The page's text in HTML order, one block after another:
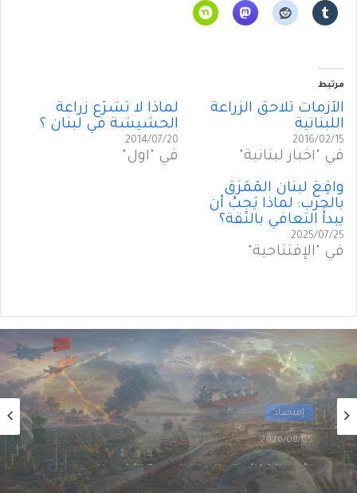
مرتبط
الأزمات تلاحق الزراعة
اللبنانية
2016/02/15
في "أخبار لبنانية"
لماذا لا تُشرّع زراعة
الحشيشة في لبنان ؟
2014/07/20
في "أول"
واقِعُ لبنان المُمَزَّق
بالحرب: لماذا يَجِبُ أن
يبدأَ التعافي بالثقة؟
2025/07/25
في "الإفتتاحية"
أول
2026/08/02
من الغاز إلى الجغرافيا السياسية… ماذا يُغيّرُ خط
نيجيريا–المغرب؟